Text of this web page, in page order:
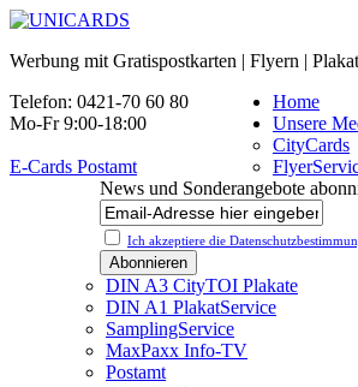
Werbung mit Gratispostkarten | Flyern |
Telefon: 0421-70 60 80
Mo-Fr 9:00-18:00
E-Cards Postamt
News und Sonderangebote
Ich akzeptiere die
Home
Unsere
CityCards
DIN A3 CityTOI Plakate
DIN A1 PlakatService
SamplingService
MaxPaxx Info-TV
Postamt